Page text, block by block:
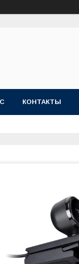
КОНТАКТЫ